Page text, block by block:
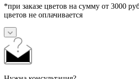
*при заказе цветов на сумму от 3000
цветов не оплачивается